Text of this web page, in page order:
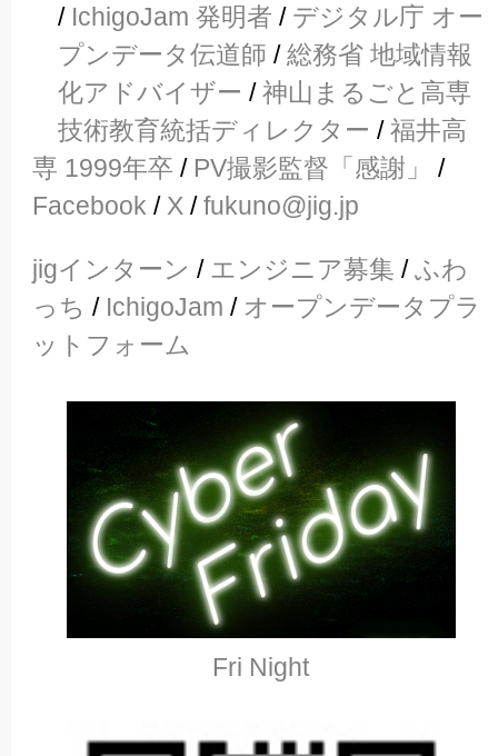
/ IchigoJam 発明者 / デジタル庁 オー
プンデータ伝道師 /総務省 地域情報
化アドバイザー /神山まるごと高専
技術教育統括ディレクター /福井高
専 1999年卒 / PV撮影監督「感謝」
/
Facebook / X /fukuno@jig.jp
jigインターン / エンジニア募集 /ふわ
っち / IchigoJam / オープンデータプラ
ットフォーム
Fri Night